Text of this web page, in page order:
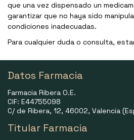
que una vez dispensado un
garantizar que no haya sido
condiciones inadecuadas.
Para cualquier duda o consulta,
Datos Farmacia
Farmacia Ribera O.E.
CIF: E44755098
C/ de Ribera, 12, 46002, Valencia
Titular Farmacia